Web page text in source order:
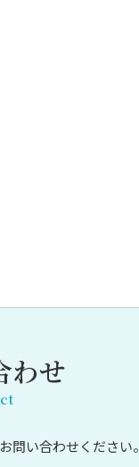
わせ
問い合わせください。